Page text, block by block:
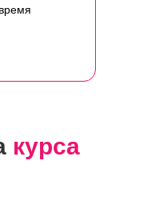
курса